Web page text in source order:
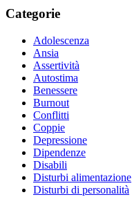
Categorie
Adolescenza
Ansia
Assertività
Autostima
Benessere
Burnout
Conflitti
Coppie
Depressione
Dipendenze
Disabili
Disturbi alimentazione
Disturbi di personalità